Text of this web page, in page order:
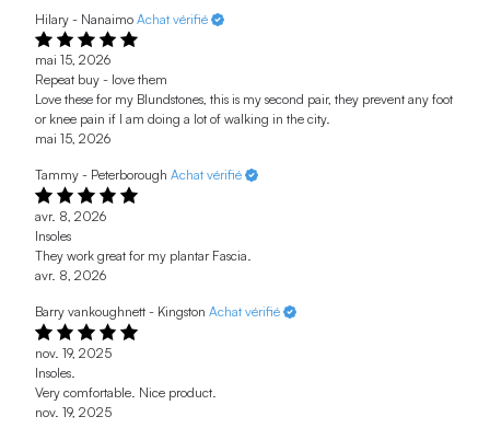
Hilary - Nanaimo Achat vérifié
mai 15, 2026
Repeat buy - love them
Love these for my Blundstones, this is my second pair, they prevent any foot
or knee pain if I am doing a lot of walking in the city.
mai 15, 2026
Tammy - Peterborough Achat vérifié
avr. 8, 2026
Insoles
They work great for my plantar Fascia.
avr. 8, 2026
Barry vankoughnett - Kingston Achat vérifié
nov. 19, 2025
Insoles.
Very comfortable. Nice product.
nov. 19, 2025